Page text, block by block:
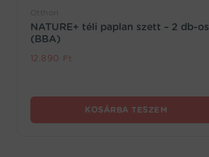
NATURE+ téli paplan szett – 2 db-os
(BBA)
12.890 Ft
KOSÁRBA TESZEM